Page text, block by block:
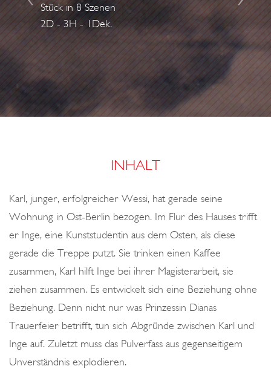
n
H
E
E
F
D
K
Stück in 8 Szenen
2D - 3H - 1Dek.
INHALT
Karl, junger, erfolgreicher Wessi, hat gerade seine
Wohnung in Ost-Berlin bezogen. Im Flur des Hauses trifft
er Inge, eine Kunststudentin aus dem Osten, als diese
gerade die Treppe putzt. Sie trinken einen Kaffee
zusammen, Karl hilft Inge bei ihrer Magisterarbeit, sie
ziehen zusammen. Es entwickelt sich eine Beziehung ohne
Beziehung. Denn nicht nur was Prinzessin Dianas
Trauerfeier betrifft, tun sich Abgründe zwischen Karl und
Inge auf. Zuletzt muss das Pulverfass aus gegenseitigem
Unverständnis explodieren.